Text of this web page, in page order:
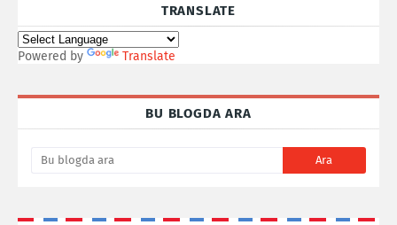
TRANSLATE
Powered by Translate
BU BLOGDA ARA